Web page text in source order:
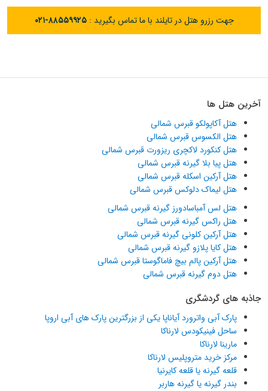
جهت رزرو هتل در تایلند با ما تماس بگیرید :۰۲۱-۸۸۵۵۹۹۲۵
آخرین هتل ها
هتل آکاپولکو قبرس شمالی
هتل الکسوس قبرس شمالی
هتل کنکورد لاکچری ریزورت قبرس شمالی
هتل پیا بلا گیرنه قبرس شمالی
هتل آرکین اسکله قبرس شمالی
هتل لیماک دلوکس قبرس شمالی
هتل لس آمباسادورز گیرنه قبرس شمالی
هتل راکس گیرنه قبرس شمالی
هتل آرکین کلونی گیرنه قبرس شمالی
هتل کایا پلازو گیرنه قبرس شمالی
هتل آرکین پالم بیچ فاماگوستا قبرس شمالی
هتل دوم گیرنه قبرس شمالی
جاذبه های گردشگری
پارک آبی واترورد آیاناپا یکی از بزرگترین پارک های آبی اروپا
ساحل فینیکودس لارناکا
مارینا لارناکا
مرکز خرید متروپلیس لارناکا
قلعه گیرنه یا قلعه کایرنیا
بندر گیرنه یا گیرنه هاربر